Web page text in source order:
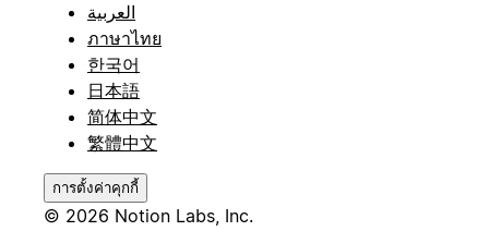
العربية
ภาษาไทย
한국어
日本語
简体中文
繁體中文
การตั้งค่าคุกกี้
© 2026 Notion Labs, Inc.